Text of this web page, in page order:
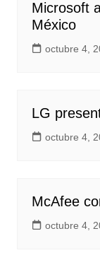
Microsoft
México
octubre 4,
LG
octubre 4,
McAfee
octubre 4,